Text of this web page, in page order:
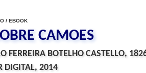
/ EBOOK
CAMOES
FERREIRA BOTELHO CASTELLO,
DIGITAL, 2014